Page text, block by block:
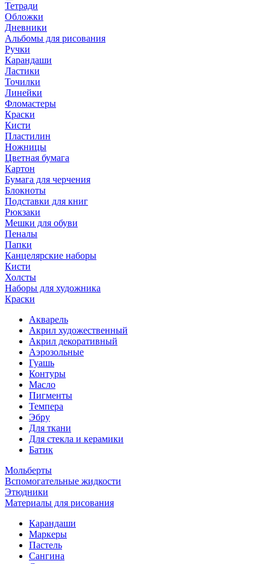
Тетради
Обложки
Дневники
Альбомы для рисования
Ручки
Карандаши
Ластики
Точилки
Линейки
Фломастеры
Краски
Кисти
Пластилин
Ножницы
Цветная бумага
Картон
Бумага для черчения
Блокноты
Подставки для книг
Рюкзаки
Мешки для обуви
Пеналы
Папки
Канцелярские наборы
Кисти
Холсты
Наборы для художника
Краски
Акварель
Акрил художественный
Акрил декоративный
Аэрозольные
Гуашь
Контуры
Масло
Пигменты
Темпера
Эбру
Для ткани
Для стекла и керамики
Батик
Мольберты
Вспомогательные жидкости
Этюдники
Материалы для рисования
Карандаши
Маркеры
Пастель
Сангина